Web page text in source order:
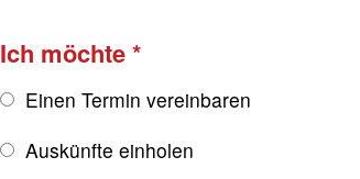
Ich möchte
Einen Termin vereinbaren
Auskünfte einholen